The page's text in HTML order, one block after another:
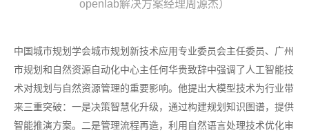
openlab解决方案经理周源杰）
中国城市规划学会城市规划新技术应用专业委员会主任委员、广州
市规划和自然资源自动化中心主任何华贵致辞中强调了人工智能技
术对规划与自然资源管理的重要影响。他提出大模型技术为行业带
来三重突破：一是决策智慧化升级，通过构建规划知识图谱，提供
智能推演方案。二是管理流程再造，利用自然语言处理技术优化审